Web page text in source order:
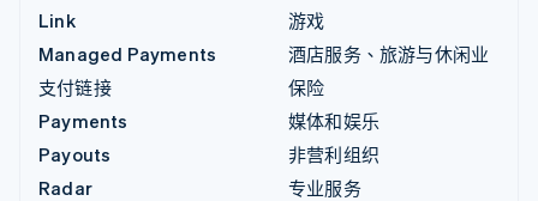
Link
Managed Payments
支付链接
Payments
Payouts
Radar
游戏
酒店服务、旅游与休闲业
保险
媒体和娱乐
非营利组织
专业服务